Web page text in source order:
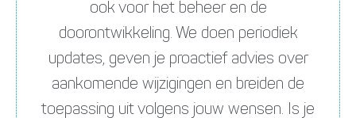
ook voor het beheer en de
doorontwikkeling. We doen periodiek
updates, geven je proactief advies over
aankomende wijzigingen en breiden de
toepassing uit volgens jouw wensen. Is je